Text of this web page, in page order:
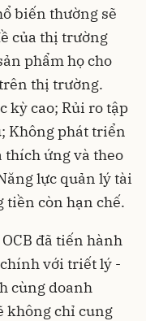
biến thường sẽ
của thị trường
phẩm họ cho
thị trường.
kỳ cao; Rủi ro tập
Không phát triển
thích ứng và theo
lực quản lý tài
tiền còn hạn chế.
đã tiến hành
với triết lý -
cùng doanh
không chỉ cung